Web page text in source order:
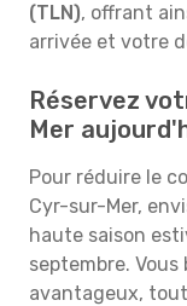
(TLN), offrant
arrivée et votre
Réservez
Mer
Pour réduire le
Cyr-sur-Mer,
haute saison
septembre.
avantageux,